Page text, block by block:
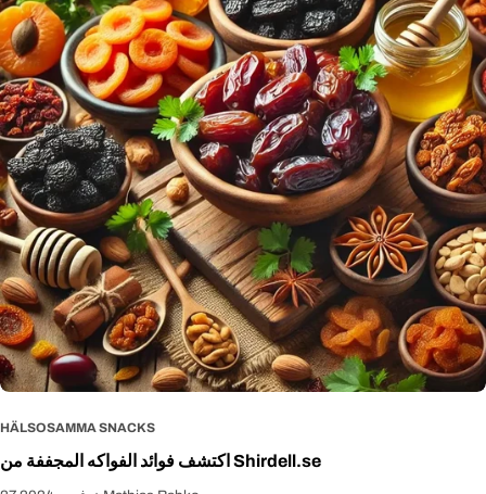
HÄLSOSAMMA SNACKS
اكتشف فوائد الفواكه المجففة من Shirdell.se